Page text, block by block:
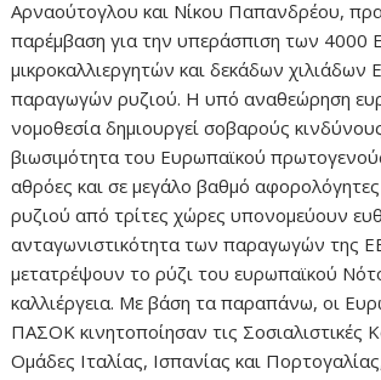
Αρναούτογλου και Νίκου Παπανδρέου,
παρέμβαση για την υπεράσπιση των 4000
μικροκαλλιεργητών και δεκάδων χιλιάδων
παραγωγών ρυζιού. Η υπό αναθεώρηση
νομοθεσία δημιουργεί σοβαρούς
βιωσιμότητα του Ευρωπαϊκού
αθρόες και σε μεγάλο βαθμό
ρυζιού από τρίτες χώρες υπονομεύουν
ανταγωνιστικότητα των παραγωγών της
μετατρέψουν το ρύζι του ευρωπαϊκού
καλλιέργεια. Με βάση τα παραπάνω, οι
ΠΑΣΟΚ κινητοποίησαν τις Σοσιαλιστικές
Ομάδες Ιταλίας, Ισπανίας και